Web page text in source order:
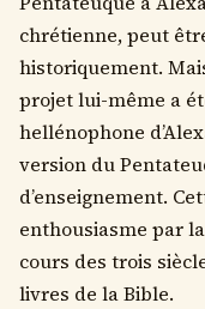
chrétienne, peut
historiquement.
projet lui-même a
hellénophone
version du
d’enseignement.
enthousiasme par
cours des trois
livres de la Bible.